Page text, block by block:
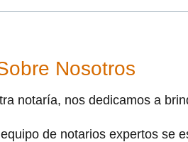
Nosotros
notaría, nos dedicamos a
de notarios expertos se